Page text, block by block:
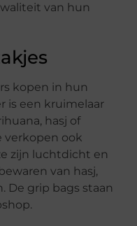
van hun
kopen in hun
is een kruimelaar
hasj of
verkopen ook
zijn luchtdicht en
van hasj,
De grip bags staan